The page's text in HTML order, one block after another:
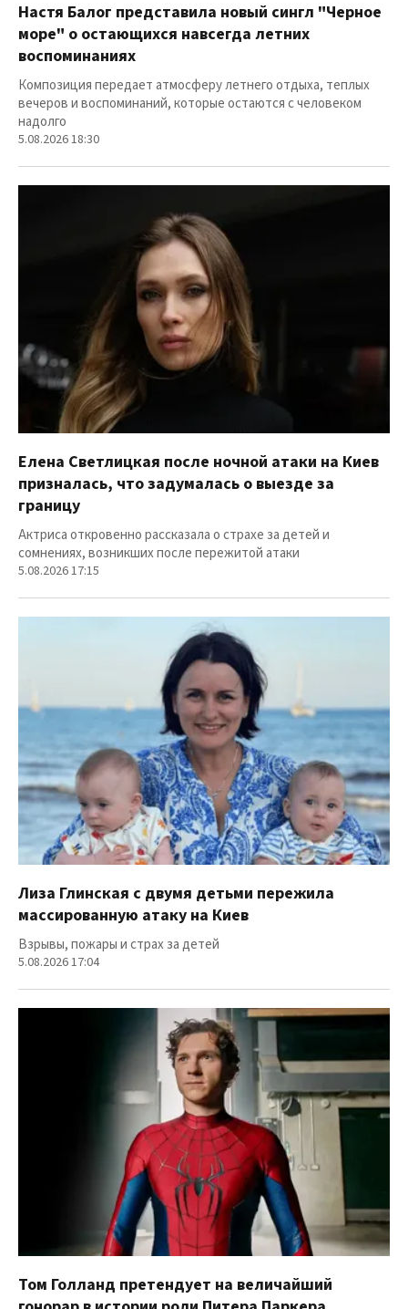
Настя Балог представила новый сингл "Черное
море" о остающихся навсегда летних
воспоминаниях
Композиция передает атмосферу летнего отдыха, теплых
вечеров и воспоминаний, которые остаются с человеком
надолго
5.08.2026 18:30
Елена Светлицкая после ночной атаки на Киев
призналась, что задумалась о выезде за
границу
Актриса откровенно рассказала о страхе за детей и
сомнениях, возникших после пережитой атаки
5.08.2026 17:15
Лиза Глинская с двумя детьми пережила
массированную атаку на Киев
Взрывы, пожары и страх за детей
5.08.2026 17:04
Том Голланд претендует на величайший